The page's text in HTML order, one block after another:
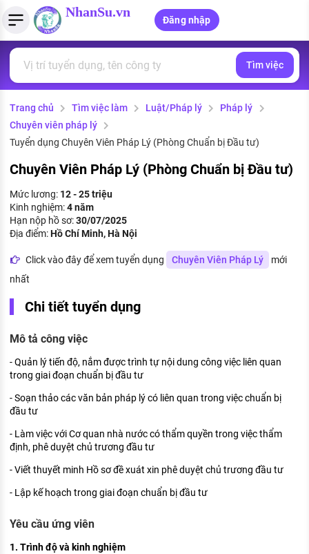
NhanSu.vn
Đăng nhập
Tìm việc làm
Việc làm ngành luật
Việc làm lương cao
Việc làm tốt nhất
CÔNG TY
Danh sách nhà tuyển dụng
Nhà tuyển dụng hàng đầu
Quản lý CV
Tải CV lên
Tạo CV trực tuyến
MẪU CV THEO STYLE
Mẫu CV đơn giản
Tính lương Gross - Net
Tính thuế thu nhập cá nhân
Tính trợ cấp thất nghiệp
PHÁP LUẬT VIỆT NAM
Văn bản pháp luật
Chính sách mới
PHÁP LUẬT LAO ĐỘNG
Lao động và tiền lương
Bảo hiểm và phúc lợi
Thuế thu nhập
Hồ sơ biểu mẫu
Tử vi nghề nghiệp
Kỹ năng nghề nghiệp
HƯỚNG NGHIỆP VIỆC LÀM
Xu hướng việc làm
XÂY DỰNG VÀ PHÁT TRIỂN ĐỘI NGŨ
NHÂN SỰ
Tìm việc
Trang chủ Tìm việc làm Luật/Pháp lý
Pháp lý
Chuyên viên pháp lý
Tuyển dụng Chuyên Viên Pháp Lý (Phòng Chuẩn bị Đầu tư)
Chuyên Viên Pháp Lý (Phòng Chuẩn bị Đầu tư)
Mức lương: 12 - 25 triệu
Kinh nghiệm:4 năm
Hạn nộp hồ sơ:30/07/2025
Địa điểm:Hồ Chí Minh, Hà Nội
Click vào đây để xem tuyển dụng Chuyên Viên Pháp Lý
mới
nhất
Chi tiết tuyển dụng
Mô tả công việc
- Quản lý tiến độ, nắm được trình tự nội dung công việc liên quan
trong giai đoạn chuẩn bị đầu tư
- Soạn thảo các văn bản pháp lý có liên quan trong việc chuẩn bị
đầu tư
- Làm việc với Cơ quan nhà nước có thẩm quyền trong việc thẩm
định, phê duyệt chủ trương đầu tư
- Viết thuyết minh Hồ sơ đề xuát xin phê duyệt chủ trương đầu tư
- Lập kế hoạch trong giai đoạn chuẩn bị đầu tư
Yêu cầu ứng viên
1. Trình độ và kinh nghiệm